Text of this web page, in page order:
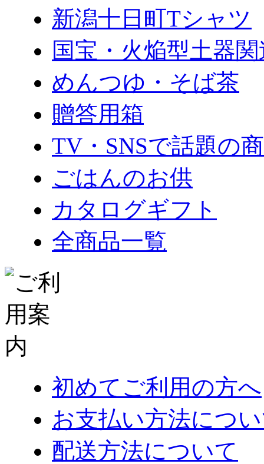
新潟十日町Tシャツ
国宝・火焔型土器
めんつゆ・そば茶
贈答用箱
TV・SNSで話題の
ごはんのお供
カタログギフト
全商品一覧
初めてご利用の方へ
お支払い方法につ
配送方法について